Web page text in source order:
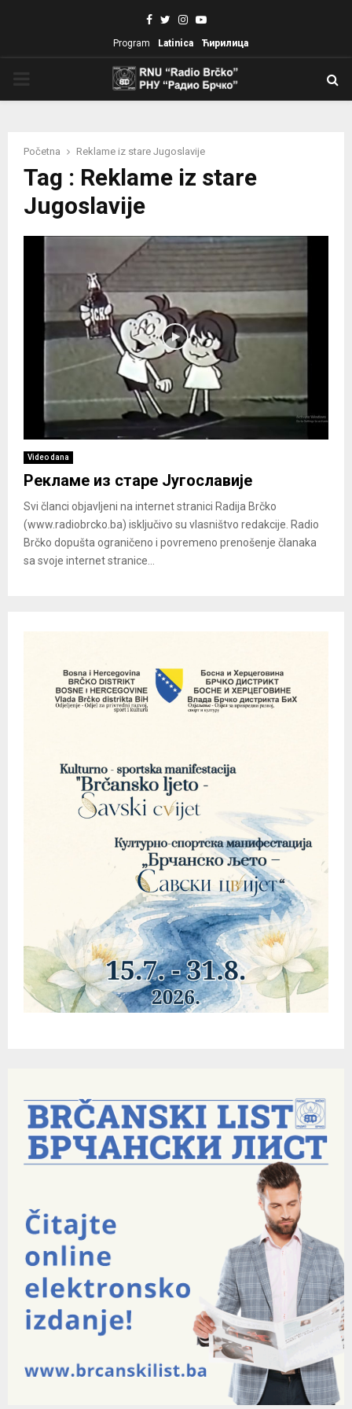
Facebook
TwitterInstagram
Youtube
Program Latinica Ћирилица
Početna Reklame iz stare Jugoslavije
Tag : Reklame iz stare
Jugoslavije
Video dana
Рекламе из старе Југославије
Svi članci objavljeni na internet stranici Radija Brčko
(www.radiobrcko.ba) isključivo su vlasništvo redakcije. Radio
Brčko dopušta ograničeno i povremeno prenošenje članaka
sa svoje internet stranice...